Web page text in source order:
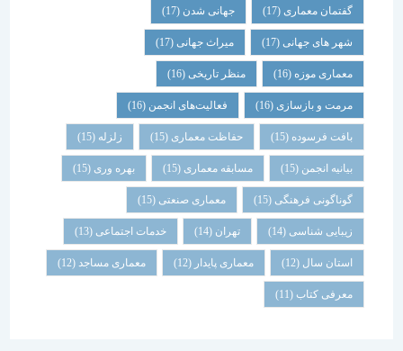
گفتمان معماری (17) جهانی شدن(17)
شهر های جهانی(17) میراث جهانی(17)
معماری موزه(16) منظر تاریخی (16)
مرمت و بازسازی(16) فعالیت‌های انجمن(16)
بافت فرسوده (15) حفاظت معماری (15) زلزله
بیانیه انجمن(15) مسابقه معماری (15) بهره وری(15)
گوناگونی فرهنگی (15) معماری صنعتی(15)
زیبایی شناسی (14) تهران خدمات اجتماعی (13)
استان سال(12) معماری پایدار (12) معماری مساجد(12)
معرفی کتاب(11)